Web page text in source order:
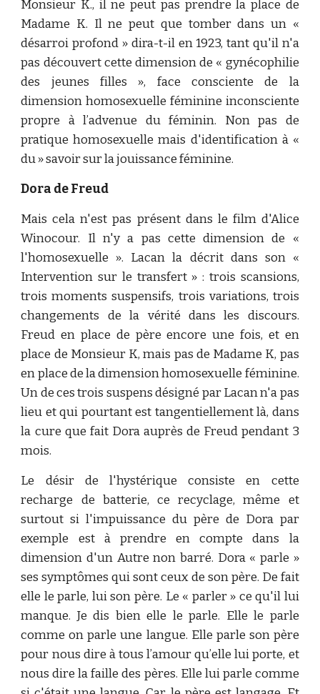
Monsieur K., il ne peut pas prendre la place de
Madame K. Il ne peut que tomber dans un «
désarroi profond » dira-t-il en 1923, tant qu'il n'a
pas découvert cette dimension de « gynécophilie
des jeunes filles », face consciente de la
dimension homosexuelle féminine inconsciente
propre à l’advenue du féminin. Non pas de
pratique homosexuelle mais d'identification à «
du » savoir sur la jouissance féminine.
Dora de Freud
Mais cela n'est pas présent dans le film d'Alice
Winocour. Il n'y a pas cette dimension de «
l'homosexuelle ». Lacan la décrit dans son «
Intervention sur le transfert » : trois scansions,
trois moments suspensifs, trois variations, trois
changements de la vérité dans les discours.
Freud en place de père encore une fois, et en
place de Monsieur K, mais pas de Madame K, pas
en place de la dimension homosexuelle féminine.
Un de ces trois suspens désigné par Lacan n'a pas
lieu et qui pourtant est tangentiellement là, dans
la cure que fait Dora auprès de Freud pendant 3
mois.
Le désir de l'hystérique consiste en cette
recharge de batterie, ce recyclage, même et
surtout si l'impuissance du père de Dora par
exemple est à prendre en compte dans la
dimension d'un Autre non barré. Dora « parle »
ses symptômes qui sont ceux de son père. De fait
elle le parle, lui son père. Le « parler » ce qu'il lui
manque. Je dis bien elle le parle. Elle le parle
comme on parle une langue. Elle parle son père
pour nous dire à tous l’amour qu’elle lui porte, et
nous dire la faille des pères. Elle lui parle comme